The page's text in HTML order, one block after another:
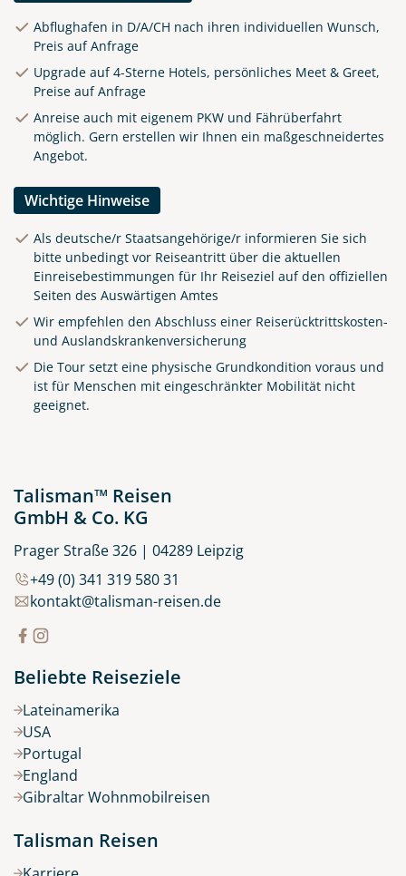
Clifden Harbour Co. Galway
© Big Smoke Studio
Abflughafen in D/A/CH nach ihren individuellen Wunsch,
Preis auf Anfrage
Upgrade auf 4-Sterne Hotels, persönliches Meet & Greet,
Preise auf Anfrage
Anreise auch mit eigenem PKW und Fährüberfahrt
möglich. Gern erstellen wir Ihnen ein maßgeschneidertes
Angebot.
Wichtige Hinweise
Als deutsche/r Staatsangehörige/r informieren Sie sich
bitte unbedingt vor Reiseantritt über die aktuellen
Einreisebestimmungen für Ihr Reiseziel auf den offiziellen
Seiten des Auswärtigen Amtes
Wir empfehlen den Abschluss einer Reiserücktrittskosten-
und Auslandskrankenversicherung
Die Tour setzt eine physische Grundkondition voraus und
ist für Menschen mit eingeschränkter Mobilität nicht
geeignet.
Talisman™ Reisen
GmbH & Co. KG
Prager Straße 326 | 04289 Leipzig
+49 (0) 341 319 580 31
kontakt@talisman-reisen.de
Beliebte Reiseziele
Lateinamerika
USA
Portugal
England
Gibraltar Wohnmobilreisen
Talisman Reisen